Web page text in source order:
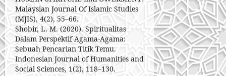
Malaysian Journal Of Islamic Studies
(MJIS), 4(2), 55–66.
Shobir, L. M. (2020). Spiritualitas
Dalam Perspektif Agama-Agama:
Sebuah Pencarian Titik Temu.
Indonesian Journal of Humanities and
Social Sciences, 1(2), 118–130.